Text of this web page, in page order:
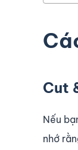
Cut
Nếu
nhớ